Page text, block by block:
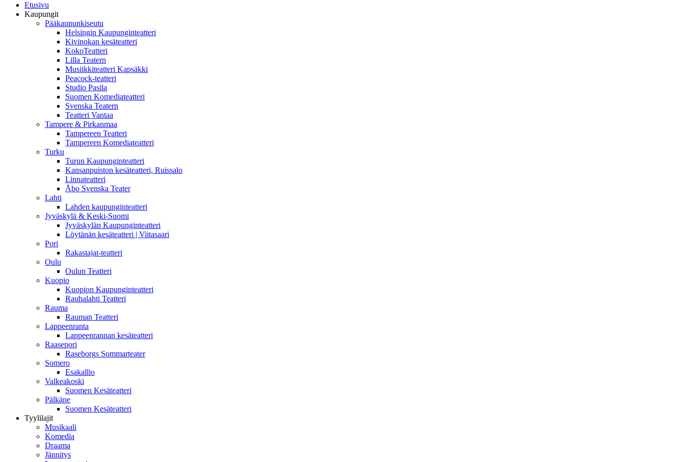
Etusivu
Kaupungit
Pääkaupunkiseutu
Helsingin Kaupunginteatteri
Kivinokan kesäteatteri
KokoTeatteri
Lilla Teatern
Musiikkiteatteri Kapsäkki
Peacock-teatteri
Studio Pasila
Suomen Komediateatteri
Svenska Teatern
Teatteri Vantaa
Tampere & Pirkanmaa
Tampereen Teatteri
Tampereen Komediateatteri
Turku
Turun Kaupunginteatteri
Kansanpuiston kesäteatteri, Ruissalo
Linnateatteri
Åbo Svenska Teater
Lahti
Lahden kaupunginteatteri
Jyväskylä & Keski-Suomi
Jyväskylän Kaupunginteatteri
Löytänän kesäteatteri | Viitasaari
Pori
Rakastajat-teatteri
Oulu
Oulun Teatteri
Kuopio
Kuopion Kaupunginteatteri
Rauhalahti Teatteri
Rauma
Rauman Teatteri
Lappeenranta
Lappeenrannan kesäteatteri
Raasepori
Raseborgs Sommarteater
Somero
Esakallio
Valkeakoski
Suomen Kesäteatteri
Pälkäne
Suomen Kesäteatteri
Tyylilajit
Musikaali
Komedia
Draama
Jännitys